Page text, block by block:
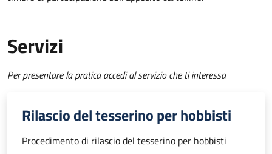
Servizi
Per presentare la pratica accedi al servizio che ti interessa
Rilascio del tesserino per hobbisti
Procedimento di rilascio del tesserino per hobbisti